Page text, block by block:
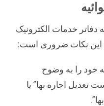
دفاتر خدمات الکترونیک
این نکات ضروری است:
خود را به وضوح
تعدیل اجاره بها” یا